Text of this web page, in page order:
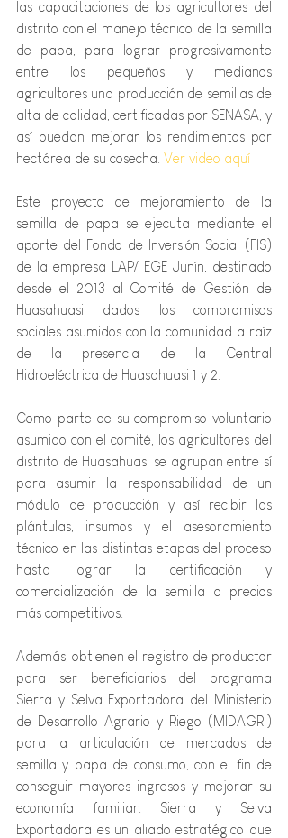
las capacitaciones de los agricultores del
distrito con el manejo técnico de la semilla
de papa, para lograr progresivamente
entre los pequeños y medianos
agricultores una producción de semillas de
alta de calidad, certificadas por SENASA, y
así puedan mejorar los rendimientos por
hectárea de su cosecha. Ver video aquí
Este proyecto de mejoramiento de la
semilla de papa se ejecuta mediante el
aporte del Fondo de Inversión Social (FIS)
de la empresa LAP/ EGE Junín, destinado
desde el 2013 al Comité de Gestión de
Huasahuasi dados los compromisos
sociales asumidos con la comunidad a raíz
de la presencia de la Central
Hidroeléctrica de Huasahuasi 1 y 2.
Como parte de su compromiso voluntario
asumido con el comité, los agricultores del
distrito de Huasahuasi se agrupan entre sí
para asumir la responsabilidad de un
módulo de producción y así recibir las
plántulas, insumos y el asesoramiento
técnico en las distintas etapas del proceso
hasta lograr la certificación y
comercialización de la semilla a precios
más competitivos.
Además, obtienen el registro de productor
para ser beneficiarios del programa
Sierra y Selva Exportadora del Ministerio
de Desarrollo Agrario y Riego (MIDAGRI)
para la articulación de mercados de
semilla y papa de consumo, con el fin de
conseguir mayores ingresos y mejorar su
economía familiar. Sierra y Selva
Exportadora es un aliado estratégico que